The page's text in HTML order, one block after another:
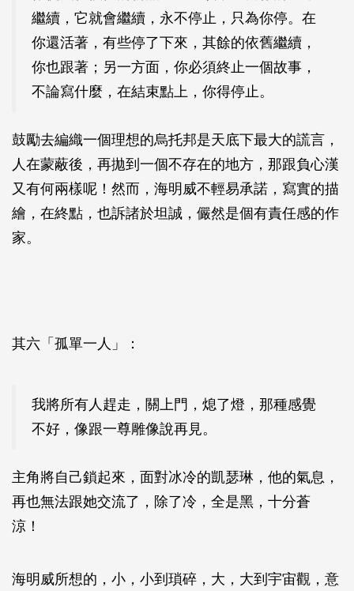
繼續，它就會繼續，永不停止，只為你停。在
你還活著，有些停了下來，其餘的依舊繼續，
你也跟著；另一方面，你必須終止一個故事，
不論寫什麼，在結束點上，你得停止。
鼓勵去編織一個理想的烏托邦是天底下最大的謊言，
人在蒙蔽後，再拋到一個不存在的地方，那跟負心漢
又有何兩樣呢！然而，海明威不輕易承諾，寫實的描
繪，在終點，也訴諸於坦誠，儼然是個有責任感的作
家。
其六「孤單一人」：
我將所有人趕走，關上門，熄了燈，那種感覺
不好，像跟一尊雕像說再見。
主角將自己鎖起來，面對冰冷的凱瑟琳，他的氣息，
再也無法跟她交流了，除了冷，全是黑，十分蒼
涼！
海明威所想的，小，小到瑣碎，大，大到宇宙觀，意